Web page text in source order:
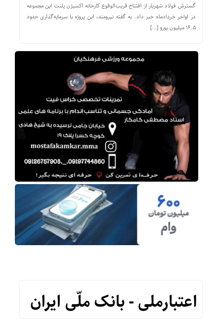
گسترش فولاد شهریار از افتتاح قریب‌الوقوع کارخانه اکسیژن پلنت این مجموعه
در اواخر خردادماه خبر داد. به گفته نیرومند، این پروژه با سرمایه‌گذاری حدود
۱۶.۵ میلیون یورو […]
اعتبارملی - بانک ملّی ایران